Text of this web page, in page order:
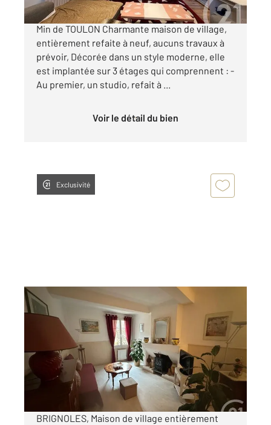
BRIGNOLES - 15 Min de AIX-EN-PROVENCE, 35
Min de TOULON Charmante maison de village,
entièrement refaite à neuf, aucuns travaux à
prévoir, Décorée dans un style moderne, elle
est implantée sur 3 étages qui comprennent : -
Au premier, un studio, refait à ...
Voir le détail du bien
Exclusivité
BRIGNOLES 83
106 m
, 5 pièces
Ref : 562
Maison à vendre
179 000 €
Visiter le site dédié
BRIGNOLES, Maison de village entièrement